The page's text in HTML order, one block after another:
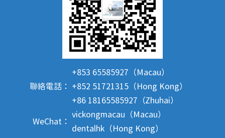
聯絡電話：
+853 65585927（Macau）
+852 51721315（Hong Kong）
+86 18165585927（Zhuhai）
WeChat：
vickongmacau（Macau）
dentalhk（Hong Kong）